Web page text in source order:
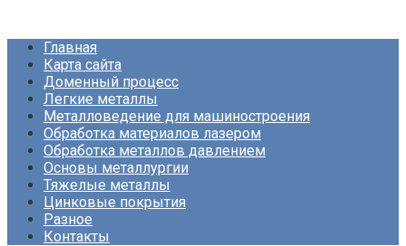
контентуГлавная
Карта сайта
Доменный процесс
Легкие металлы
Металловедение для машиностроения
Обработка материалов лазером
Обработка металлов давлением
Основы металлургии
Тяжелые металлы
Цинковые покрытия
Разное
Контакты